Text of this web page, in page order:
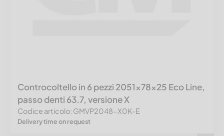
Controcoltello in 6 pezzi 2051x78x25 Eco Line,
passo denti 63.7, versione X
Codice articolo: GMVP2048-X0K-E
Delivery time on request